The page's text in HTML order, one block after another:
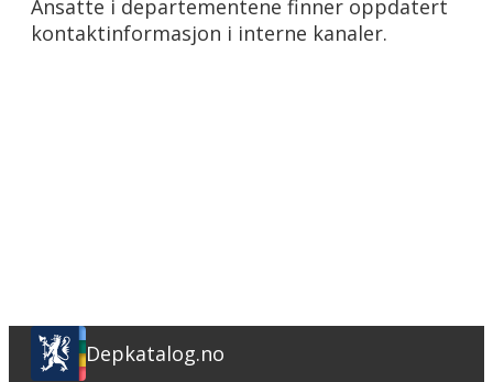
Ansatte i departementene finner oppdatert
kontaktinformasjon i interne kanaler.
Depkatalog.no